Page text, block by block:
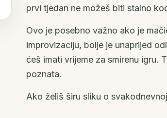
prvi tjedan ne možeš biti stalno
Ovo je posebno važno ako je
improvizaciju, bolje je unaprijed
ćeš imati vrijeme za smirenu igru.
poznata.
Ako želiš širu sliku o